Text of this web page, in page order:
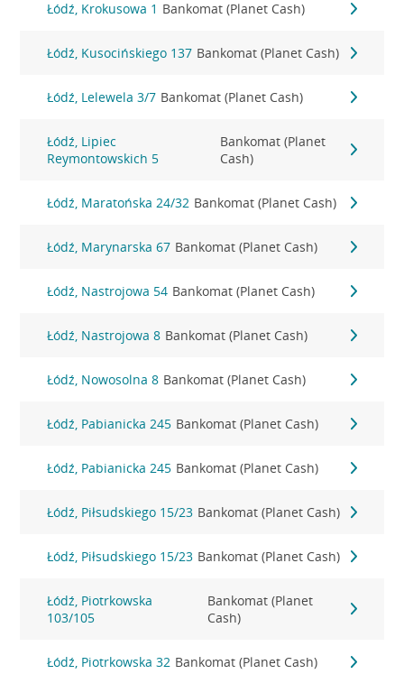
Łódź, Krokusowa 1 Bankomat (Planet Cash)
Łódź, Kusocińskiego 137 Bankomat (Planet Cash)
Łódź, Lelewela 3/7 Bankomat (Planet Cash)
Łódź, Lipiec
Reymontowskich 5
Bankomat (Planet
Cash)
Łódź, Maratońska 24/32 Bankomat (Planet Cash)
Łódź, Marynarska 67 Bankomat (Planet Cash)
Łódź, Nastrojowa 54 Bankomat (Planet Cash)
Łódź, Nastrojowa 8 Bankomat (Planet Cash)
Łódź, Nowosolna 8 Bankomat (Planet Cash)
Łódź, Pabianicka 245 Bankomat (Planet Cash)
Łódź, Pabianicka 245 Bankomat (Planet Cash)
Łódź, Piłsudskiego 15/23 Bankomat (Planet Cash)
Łódź, Piłsudskiego 15/23 Bankomat (Planet Cash)
Łódź, Piotrkowska
103/105
Bankomat (Planet
Cash)
Łódź, Piotrkowska 32 Bankomat (Planet Cash)